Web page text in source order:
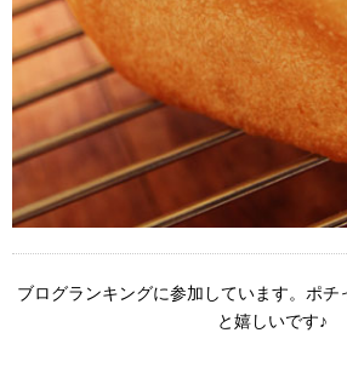
ブログランキングに参加しています。ポチ
と嬉しいです♪